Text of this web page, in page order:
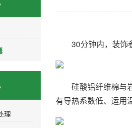
理
30分钟内，装饰参
硅酸铝纤维棉与岩
有导热系数低、运用